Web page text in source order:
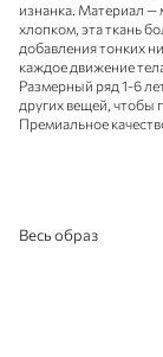
изнанка. Материал
хлопком, эта ткань
добавления тонких
каждое движение
Размерный ряд 1-6
других вещей, чтобы
Премиальное
Весь образ